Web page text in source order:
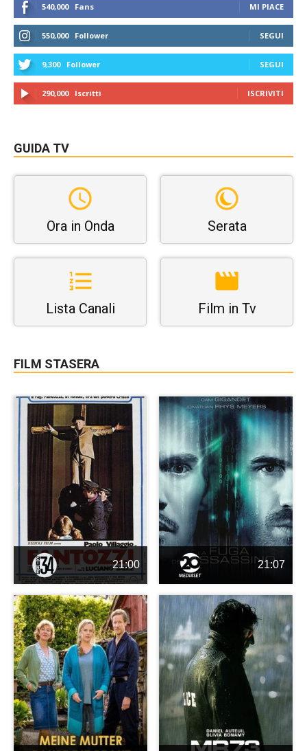
540,000 Fans MI PIACE
550,000 Follower SEGUI
9,300 Follower SEGUI
290,000 Iscritti ISCRIVITI
GUIDA TV
Ora in Onda Serata
Lista Canali Film in Tv
FILM STASERA
21:00 21:07